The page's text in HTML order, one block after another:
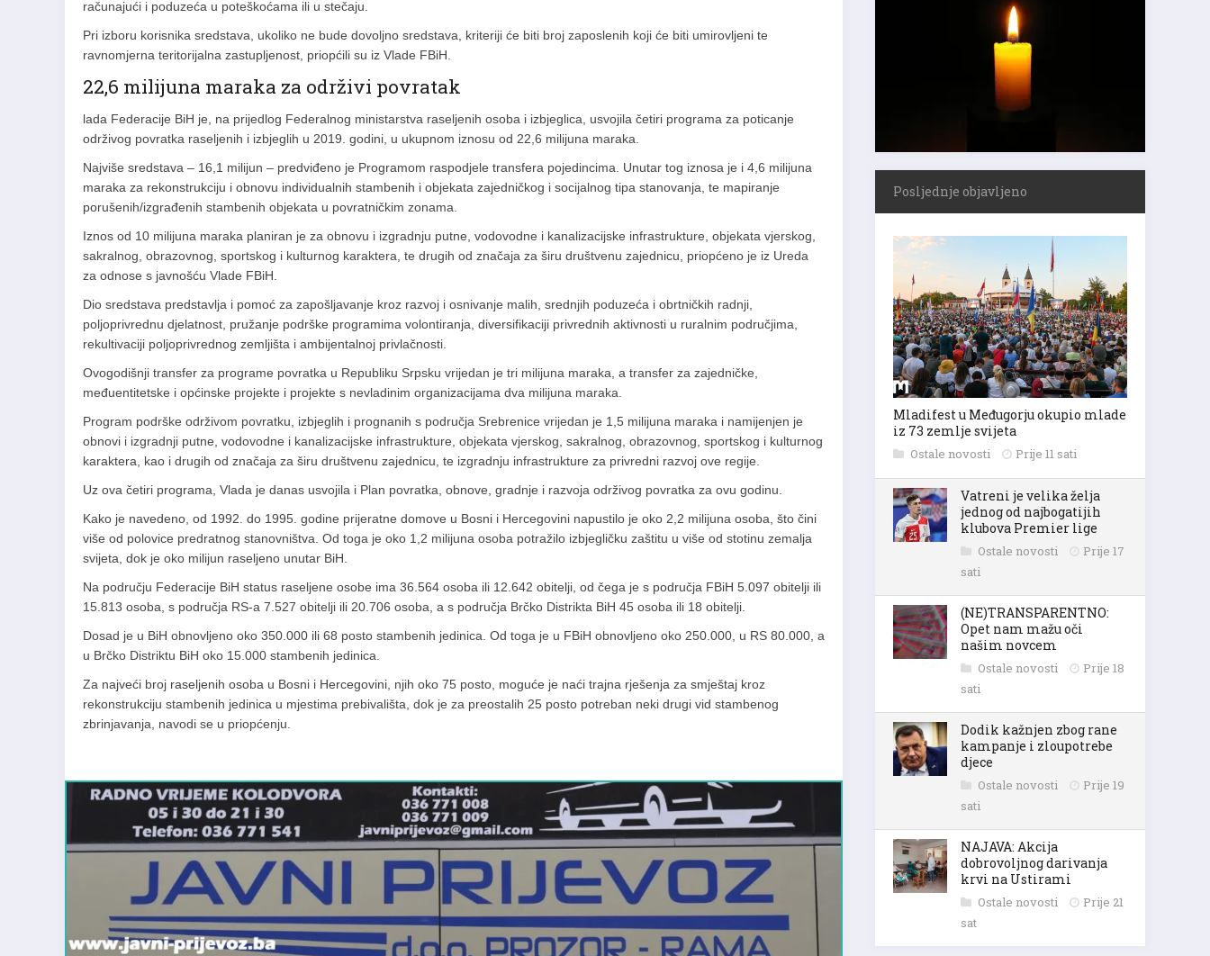
računajući i poduzeća u poteškoćama ili u stečaju.
Pri izboru korisnika sredstava, ukoliko ne bude dovoljno sredstava, kriteriji će biti broj zaposlenih koji će biti umirovljeni te
ravnomjerna teritorijalna zastupljenost, priopćili su iz Vlade FBiH.
22,6 milijuna maraka za održivi povratak
lada Federacije BiH je, na prijedlog Federalnog ministarstva raseljenih osoba i izbjeglica, usvojila četiri programa za poticanje
održivog povratka raseljenih i izbjeglih u 2019. godini, u ukupnom iznosu od 22,6 milijuna maraka.
Najviše sredstava – 16,1 milijun – predviđeno je Programom raspodjele transfera pojedincima. Unutar tog iznosa je i 4,6 milijuna
maraka za rekonstrukciju i obnovu individualnih stambenih i objekata zajedničkog i socijalnog tipa stanovanja, te mapiranje
porušenih/izgrađenih stambenih objekata u povratničkim zonama.
Iznos od 10 milijuna maraka planiran je za obnovu i izgradnju putne, vodovodne i kanalizacijske infrastrukture, objekata vjerskog,
sakralnog, obrazovnog, sportskog i kulturnog karaktera, te drugih od značaja za širu društvenu zajednicu, priopćeno je iz Ureda
za odnose s javnošću Vlade FBiH.
Dio sredstava predstavlja i pomoć za zapošljavanje kroz razvoj i osnivanje malih, srednjih poduzeća i obrtničkih radnji,
poljoprivrednu djelatnost, pružanje podrške programima volontiranja, diversifikaciji privrednih aktivnosti u ruralnim područjima,
rekultivaciji poljoprivrednog zemljišta i ambijentalnoj privlačnosti.
Ovogodišnji transfer za programe povratka u Republiku Srpsku vrijedan je tri milijuna maraka, a transfer za zajedničke,
međuentitetske i općinske projekte i projekte s nevladinim organizacijama dva milijuna maraka.
Program podrške održivom povratku, izbjeglih i prognanih s područja Srebrenice vrijedan je 1,5 milijuna maraka i namijenjen je
obnovi i izgradnji putne, vodovodne i kanalizacijske infrastrukture, objekata vjerskog, sakralnog, obrazovnog, sportskog i kulturnog
karaktera, kao i drugih od značaja za širu društvenu zajednicu, te izgradnju infrastrukture za privredni razvoj ove regije.
Uz ova četiri programa, Vlada je danas usvojila i Plan povratka, obnove, gradnje i razvoja održivog povratka za ovu godinu.
Kako je navedeno, od 1992. do 1995. godine prijeratne domove u Bosni i Hercegovini napustilo je oko 2,2 milijuna osoba, što čini
više od polovice predratnog stanovništva. Od toga je oko 1,2 milijuna osoba potražilo izbjegličku zaštitu u više od stotinu zemalja
svijeta, dok je oko milijun raseljeno unutar BiH.
Na području Federacije BiH status raseljene osobe ima 36.564 osoba ili 12.642 obitelji, od čega je s područja FBiH 5.097 obitelji ili
15.813 osoba, s područja RS-a 7.527 obitelji ili 20.706 osoba, a s područja Brčko Distrikta BiH 45 osoba ili 18 obitelji.
Dosad je u BiH obnovljeno oko 350.000 ili 68 posto stambenih jedinica. Od toga je u FBiH obnovljeno oko 250.000, u RS 80.000, a
u Brčko Distriktu BiH oko 15.000 stambenih jedinica.
Za najveći broj raseljenih osoba u Bosni i Hercegovini, njih oko 75 posto, moguće je naći trajna rješenja za smještaj kroz
rekonstrukciju stambenih jedinica u mjestima prebivališta, dok je za preostalih 25 posto potreban neki drugi vid stambenog
zbrinjavanja, navodi se u priopćenju.
Posljednje objavljeno
Mladifest u Međugorju okupio mlade
iz 73 zemlje svijeta
Ostale novosti Prije 11 sati
Vatreni je velika želja
jednog od najbogatijih
klubova Premier lige
Ostale novosti
Prije 17
sati
(NE)TRANSPARENTNO:
Opet nam mažu oči
našim novcem
Ostale novosti
Prije 18
sati
Dodik kažnjen zbog rane
kampanje i zloupotrebe
djece
Ostale novosti
Prije 19
sati
NAJAVA: Akcija
dobrovoljnog darivanja
krvi na Ustirami
Ostale novosti
Prije 21
sat